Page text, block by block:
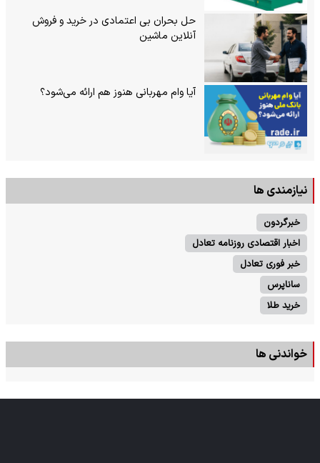
حل بحران بی‌ اعتمادی در خرید و فروش
آنلاین ماشین
آیا وام مهربانی هنوز هم ارائه می‌شود؟
نیازمندی ها
خبرگردون
اخبار اقتصادی روزنامه تعادل
خبر فوری تعادل
ساناپرس
خرید طلا
خواندنی ها